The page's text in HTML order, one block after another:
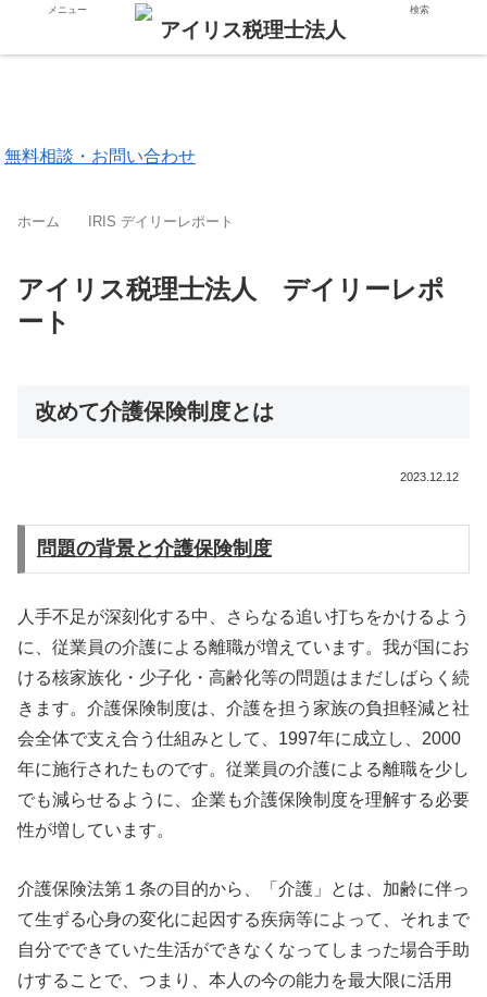
無料相談・お問い合わせ
ホーム IRIS デイリーレポート
アイリス税理士法人 デイリーレポ
ート
改めて介護保険制度とは
2023.12.12
問題の背景と介護保険制度
人手不足が深刻化する中、さらなる追い打ちをかけるよう
に、従業員の介護による離職が増えています。我が国にお
ける核家族化・少子化・高齢化等の問題はまだしばらく続
きます。介護保険制度は、介護を担う家族の負担軽減と社
会全体で支え合う仕組みとして、1997年に成立し、2000
年に施行されたものです。従業員の介護による離職を少し
でも減らせるように、企業も介護保険制度を理解する必要
性が増しています。
介護保険法第１条の目的から、「介護」とは、加齢に伴っ
て生ずる心身の変化に起因する疾病等によって、それまで
自分でできていた生活ができなくなってしまった場合手助
けすることで、つまり、本人の今の能力を最大限に活用
メニュー 検索